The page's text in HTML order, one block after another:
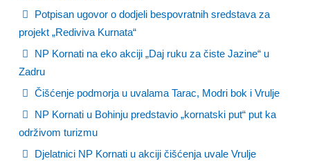
Potpisan ugovor o dodjeli bespovratnih sredstava za
projekt „Rediviva Kurnata“
NP Kornati na eko akciji „Daj ruku za čiste Jazine“ u
Zadru
Čišćenje podmorja u uvalama Tarac, Modri bok i Vrulje
NP Kornati u Bohinju predstavio „kornatski put“ put ka
održivom turizmu
Djelatnici NP Kornati u akciji čišćenja uvale Vrulje